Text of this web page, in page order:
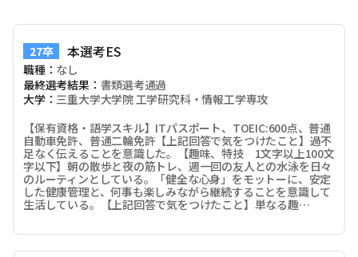
27卒 本選考ES
職種： なし
最終選考結果： 書類選考通過
大学： 三重大学大学院 工学研究科・情報工学専攻
【保有資格・語学スキル】ITパスポート、TOEIC:600点、普通
自動車免許、普通二輪免許【上記回答で気をつけたこと】過不
足なく伝えることを意識した。【趣味、特技 1文字以上100文
字以下】朝の散歩と夜の筋トレ、週一回の友人との水泳を日々
のルーティンとしている。「健全な心身」をモットーに、安定
した健康管理と、何事も楽しみながら継続することを意識して
生活している。【上記回答で気をつけたこと】単なる趣…